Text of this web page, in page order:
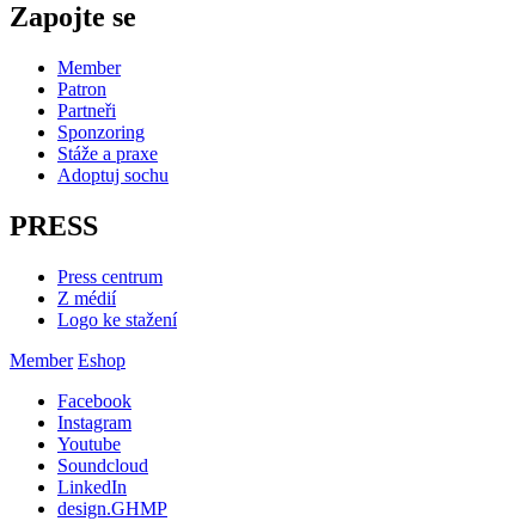
Zapojte se
Member
Patron
Partneři
Sponzoring
Stáže a praxe
Adoptuj sochu
PRESS
Press centrum
Z médií
Logo ke stažení
Member Eshop
Facebook
Instagram
Youtube
Soundcloud
LinkedIn
design.GHMP